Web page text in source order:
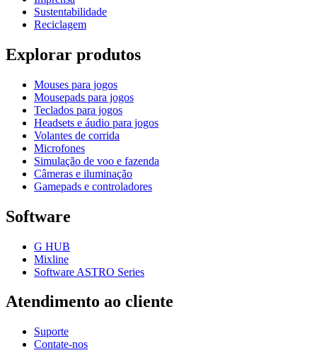
Sustentabilidade
Reciclagem
Explorar produtos
Mouses para jogos
Mousepads para jogos
Teclados para jogos
Headsets e áudio para jogos
Volantes de corrida
Microfones
Simulação de voo e fazenda
Câmeras e iluminação
Gamepads e controladores
Software
G HUB
Mixline
Software ASTRO Series
Atendimento ao cliente
Suporte
Contate-nos